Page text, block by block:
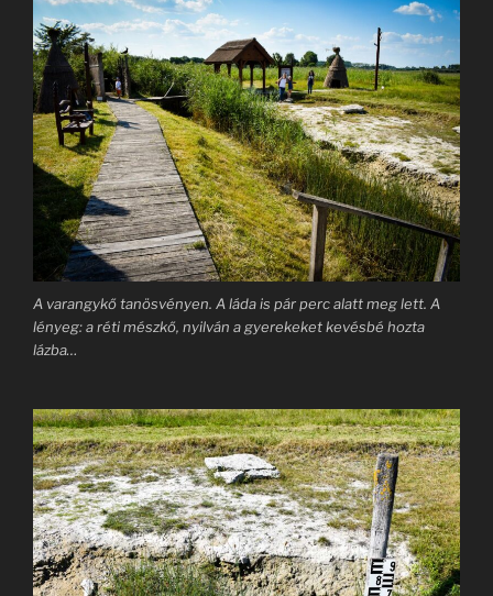
A varangykő tanösvényen. A láda is pár perc alatt meg lett. A
lényeg: a réti mészkő, nyilván a gyerekeket kevésbé hozta
lázba…